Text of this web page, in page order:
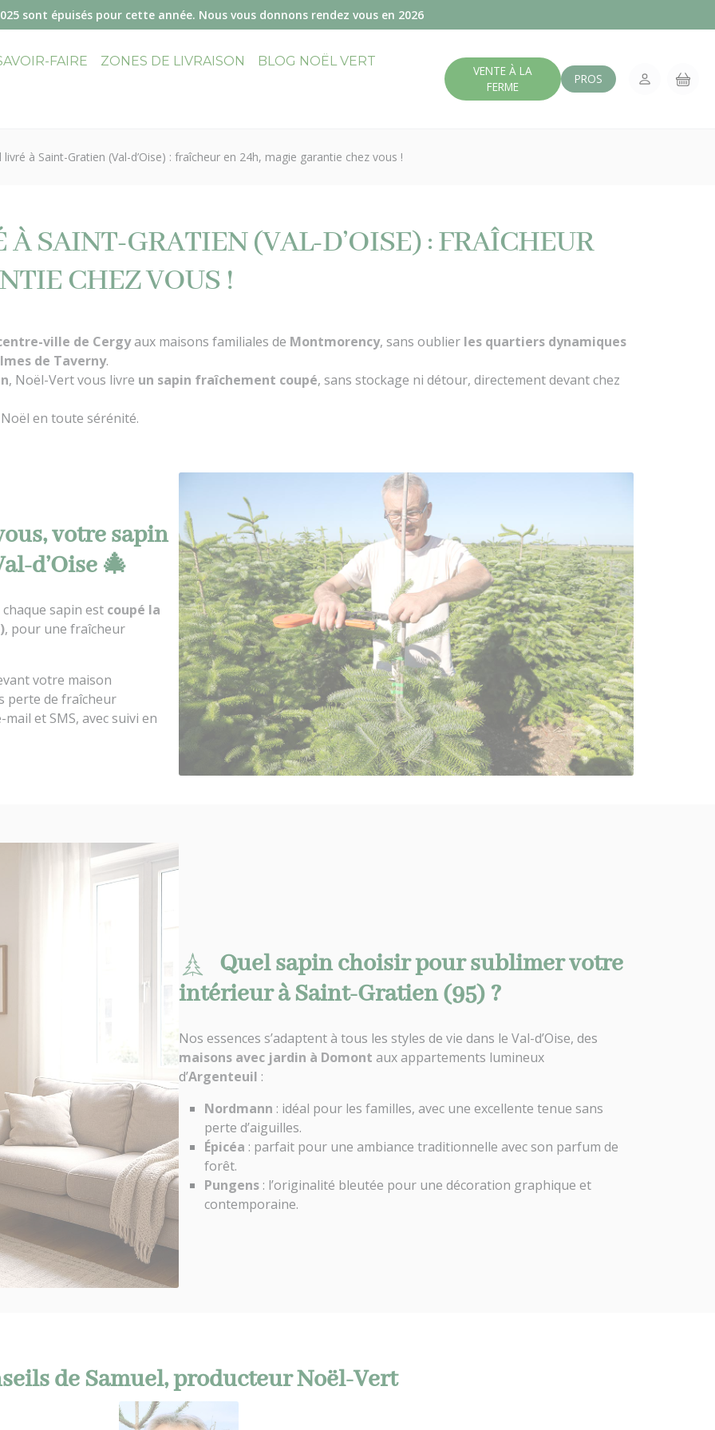
sont épuisés pour cette année. Nous vous donnons rendez vous en 2026
FAIRE ZONES DE LIVRAISON BLOG NOËL VERT
VENTE À LA
FERME
PROS
à Saint-Gratien (Val-d’Oise) : fraîcheur en 24h, magie garantie chez vous !
À SAINT-GRATIEN (VAL-D’OISE) : FRAÎCHEUR
CHEZ VOUS !
ville de Cergyaux maisons familiales de Montmorency, sans oublier les quartiers dynamiques
de Taverny.
, Noël-Vert vous livre un sapin fraîchement coupé, sans stockage ni détour, directement devant chez
en toute sérénité.
votre sapin
d’Oise 🎄
sapin est coupé la
, pour une fraîcheur
votre maison
perte de fraîcheur
et SMS, avec suivi en
Quel sapin choisir pour sublimer votre
intérieur à Saint-Gratien (95) ?
Nos essences s’adaptent à tous les styles de vie dans le Val-d’Oise, des
maisons avec jardin à Domont aux appartements lumineux
d’Argenteuil :
Nordmann : idéal pour les familles, avec une excellente tenue sans
perte d’aiguilles.
Épicéa : parfait pour une ambiance traditionnelle avec son parfum de
forêt.
Pungens : l’originalité bleutée pour une décoration graphique et
contemporaine.
de Samuel, producteur Noël-Vert